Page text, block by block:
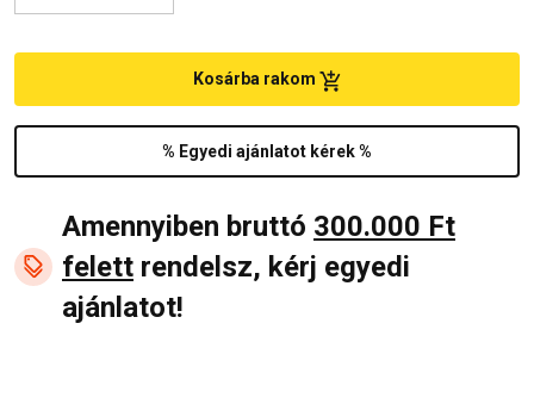
% Egyedi ajánlatot kérek %
Kosárba rakom
Amennyiben bruttó 300.000 Ft
felett rendelsz, kérj egyedi
ajánlatot!